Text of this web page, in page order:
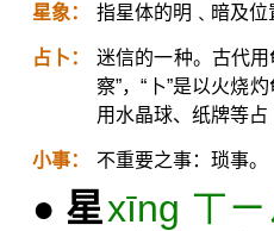
星象： 指星体的明﹑暗及
占卜：
迷信的一种。古代
察”，“卜”是以火烧
用水晶球、纸牌等占
小事： 不重要之事：琐事。
● 星xīng ㄒㄧ